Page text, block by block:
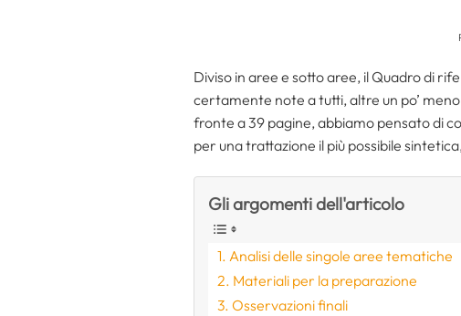
Diviso in aree e sotto aree, il Quadro di
certamente note a tutti, altre un po’
fronte a 39 pagine, abbiamo pensato di
per una trattazione il più possibile
Gli argomenti dell'articolo
Analisi delle singole aree tematiche
Materiali per la preparazione
Osservazioni finali